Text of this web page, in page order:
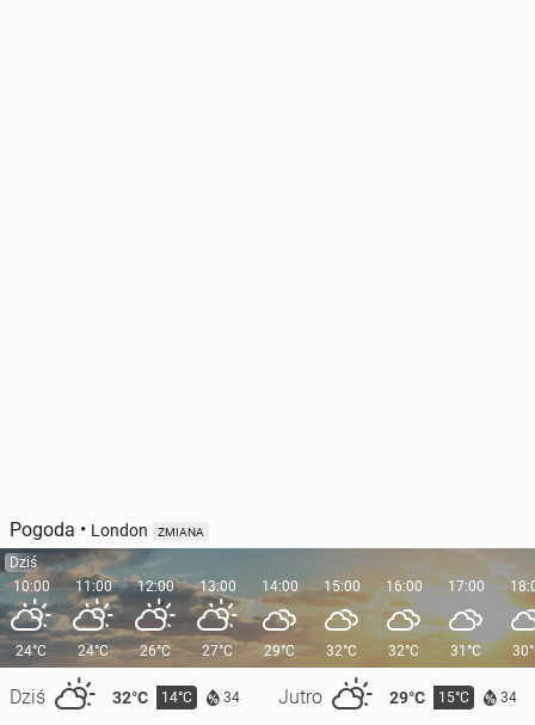
Pogoda • London ZMIANA
Dziś
10:00
24°C
Dziś 32°C 14°C 34 Jutro 29°C 15°C 34
11:00
24°C
12:00
26°C
13:00
27°C
14:00
29°C
15:00
32°C
16:00
32°C
17:00
31°C